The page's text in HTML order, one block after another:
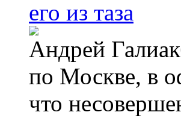
его из таза
Андрей
по Москве, в
что